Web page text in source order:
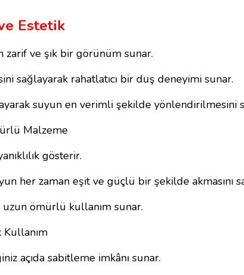
Estetik
ve şık bir görünüm sunar.
sağlayarak rahatlatıcı bir duş deneyimi sunar.
suyun en verimli şekilde yönlendirilmesini
Malzeme
gösterir.
her zaman eşit ve güçlü bir şekilde akmasını
ömürlü kullanım sunar.
açıda sabitleme imkânı sunar.